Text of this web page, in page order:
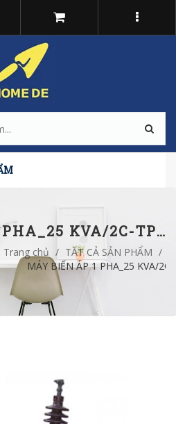
MÁY BIẾN ÁP 1 PHA_25 KVA/2C-TPHCM
Trang chủ / TẤT CẢ SẢN PHẨM /
MÁY BIẾN ÁP 1 PHA_25 KVA/